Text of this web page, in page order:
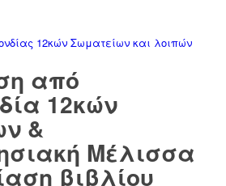
12κών Σωματείων και λοιπών
από
12κών
&
Μέλισσα
βιβλίου